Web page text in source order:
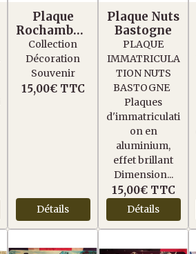
Plaque
Rochambell
es 2eme DB
Collection
Décoration
Souvenir
15,00€ TTC
Détails
Plaque Nuts
Bastogne
PLAQUE
IMMATRICULA
TION NUTS
BASTOGNE
Plaques
d'immatriculati
on en
aluminium,
effet brillant
Dimension...
15,00€ TTC
Détails